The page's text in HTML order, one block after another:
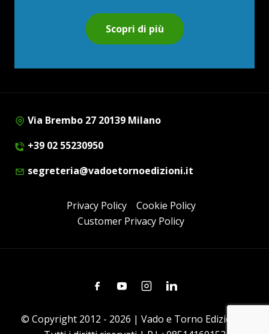
Scopri di più
Via Brembo 27 20139 Milano
+39 02 55230950
segreteria@vadoetornoedizioni.it
Privacy Policy
Cookie Policy
Customer Privacy Policy
FacebookYoutubeInstagramLinkedin
© Copyright 2012 - 2026 | Vado e Torno Edizioni |